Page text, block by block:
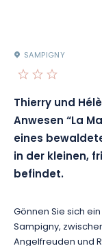
SAMPIGNY
Thierry und
Anwesen “La
eines
in der kleinen,
befindet.
Gönnen Sie sich
Sampigny,
Angelfreuden und